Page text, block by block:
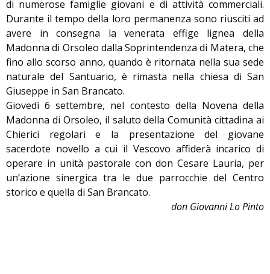
di numerose famiglie giovani e di attività commerciali.
Durante il tempo della loro permanenza sono riusciti ad
avere in consegna la venerata effige lignea della
Madonna di Orsoleo dalla Soprintendenza di Matera, che
fino allo scorso anno, quando è ritornata nella sua sede
naturale del Santuario, è rimasta nella chiesa di San
Giuseppe in San Brancato.
Giovedì 6 settembre, nel contesto della Novena della
Madonna di Orsoleo, il saluto della Comunità cittadina ai
Chierici regolari e la presentazione del giovane
sacerdote novello a cui il Vescovo affiderà incarico di
operare in unità pastorale con don Cesare Lauria, per
un’azione sinergica tra le due parrocchie del Centro
storico e quella di San Brancato.
don Giovanni Lo Pinto